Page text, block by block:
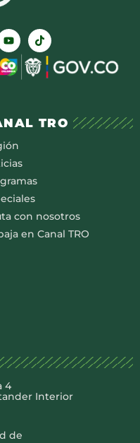
TRO
con nosotros
en Canal TRO
4
Interior
de